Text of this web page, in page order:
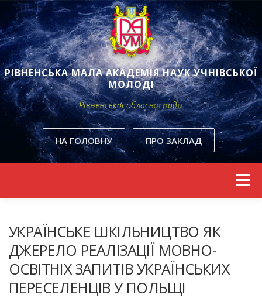
РІВНЕНСЬКА МАЛА АКАДЕМІЯ НАУК УЧНІВСЬКОЇ
МОЛОДІ
Рівненської обласної ради
НА ГОЛОВНУ ПРО ЗАКЛАД
Menu
УКРАЇНСЬКЕ ШКІЛЬНИЦТВО ЯК
ДЖЕРЕЛО РЕАЛІЗАЦІЇ МОВНО-
ОСВІТНІХ ЗАПИТІВ УКРАЇНСЬКИХ
ПЕРЕСЕЛЕНЦІВ У ПОЛЬЩІ